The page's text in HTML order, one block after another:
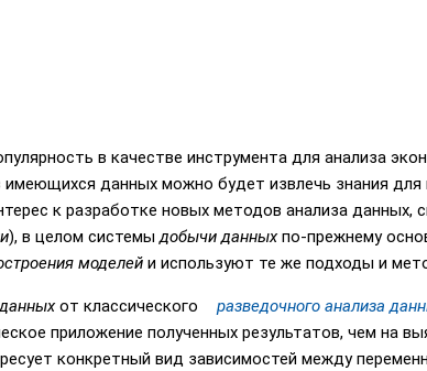
в качестве инструмента для анализа
имеющихся данных можно будет извлечь знания для
к разработке новых методов анализа данных,
), в целом системыдобычи данныхпо-прежнему
моделей и используют те же подходы и
от классического разведочного анализа
приложение полученных результатов, чем на
конкретный вид зависимостей между